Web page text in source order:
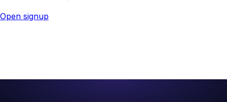
Open signup